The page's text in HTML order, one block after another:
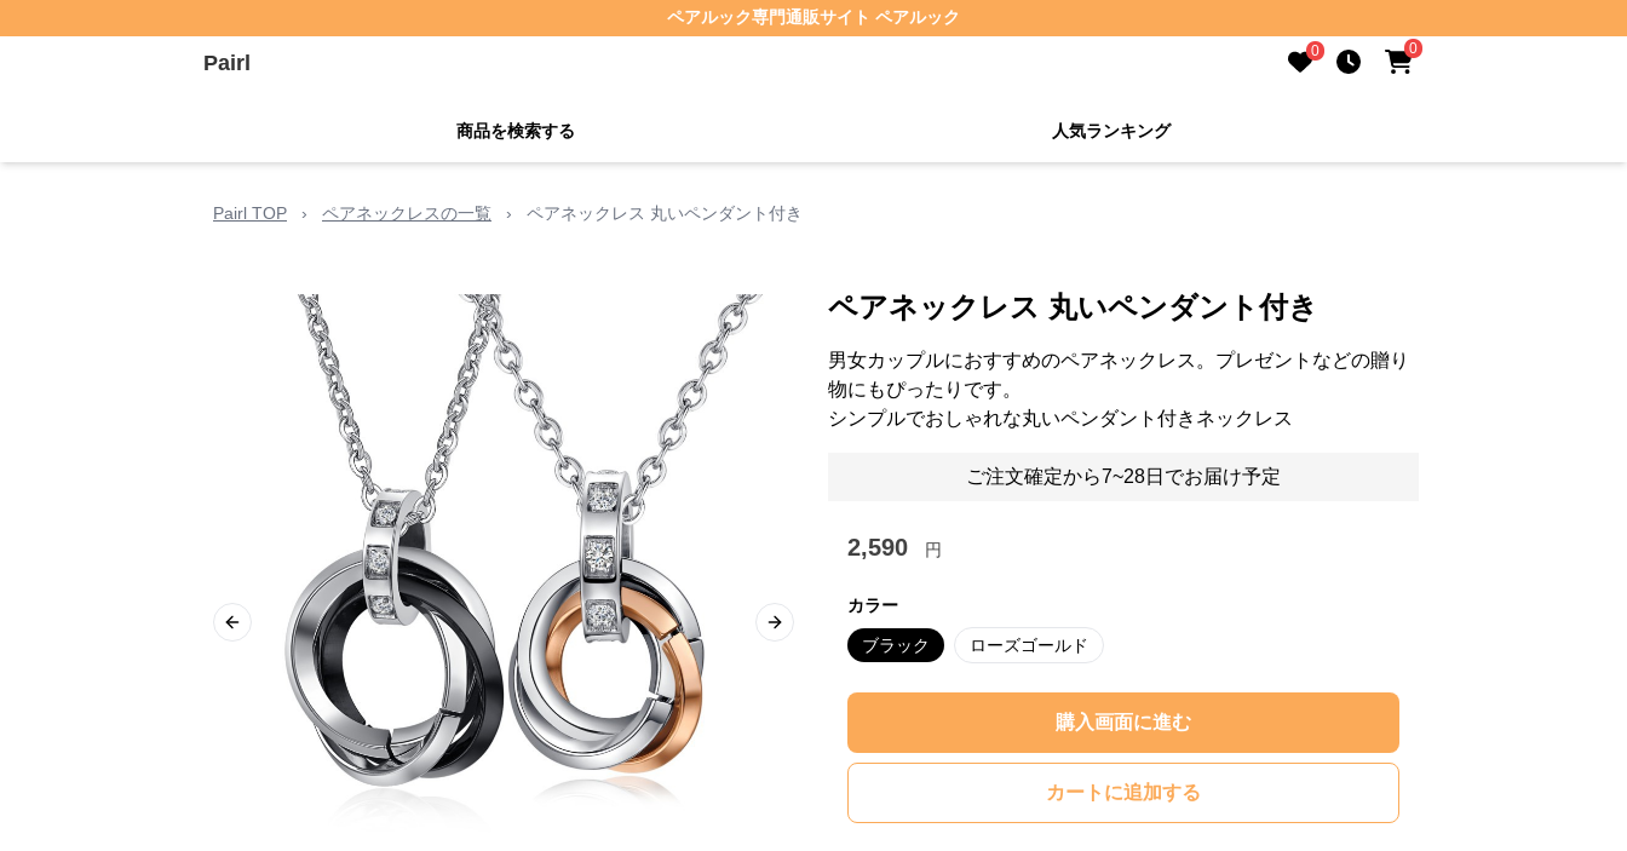
ペアルック専門通販サイト ペアルック
Pairl 0 0
商品を検索する 人気ランキング
Pairl TOP › ペアネックレスの一覧 › ペアネックレス 丸いペンダント付き
Previous slide Next slide
ペアネックレス 丸いペンダント付き
男女カップルにおすすめのペアネックレス。プレゼントなどの贈り
物にもぴったりです。
シンプルでおしゃれな丸いペンダント付きネックレス
ご注文確定から7~28日でお届け予定
2,590 円
カラー
ブラック ローズゴールド
購入画面に進む
カートに追加する